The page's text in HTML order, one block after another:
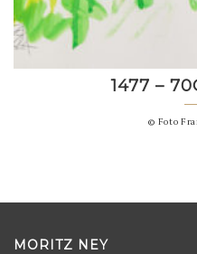
1477 –
© Foto
MORITZ NEY